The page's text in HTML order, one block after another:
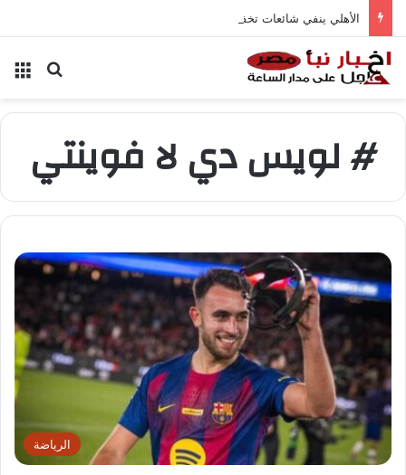
الأهلي ينفي شائعات تخفيض عقود زيزو والشناوي
بحث
# لويس دي لا فوينتي
الرياضة